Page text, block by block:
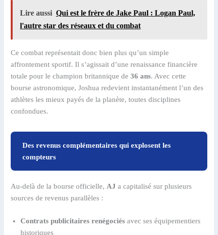
Lire aussi Qui est le frère de Jake Paul : Logan Paul,
l'autre star des réseaux et du combat
Ce combat représentait donc bien plus qu’un simple
affrontement sportif. Il s’agissait d’une renaissance financière
totale pour le champion britannique de36 ans. Avec cette
bourse astronomique, Joshua redevient instantanément l’un des
athlètes les mieux payés de la planète, toutes disciplines
confondues.
Des revenus complémentaires qui explosent les
compteurs
Au-delà de la bourse officielle, AJ a capitalisé sur plusieurs
sources de revenus parallèles :
Contrats publicitaires renégociés avec ses équipementiers
historiques